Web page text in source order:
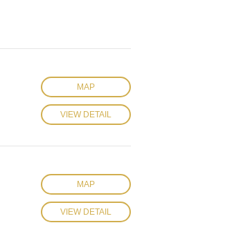
MAP
VIEW DETAIL
MAP
VIEW DETAIL